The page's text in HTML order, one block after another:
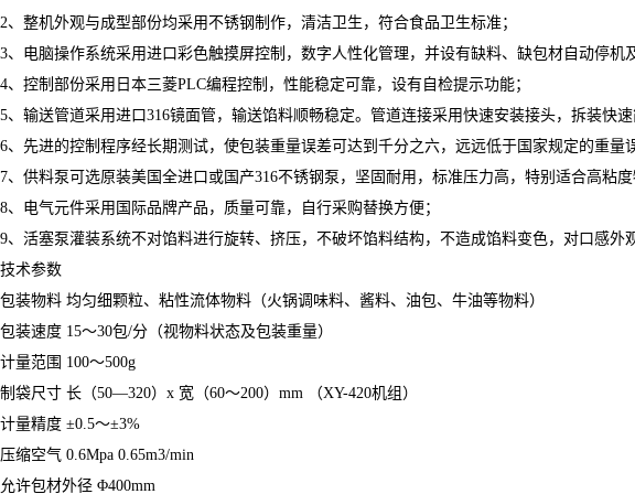
2、整机外观与成型部份均采用不锈钢制作，清洁卫生，符合食品卫生标准；
3、电脑操作系统采用进口彩色触摸屏控制，数字人性化管理，并设有缺料、缺包材自动停
4、控制部份采用日本三菱PLC编程控制，性能稳定可靠，设有自检提示功能；
5、输送管道采用进口316镜面管，输送馅料顺畅稳定。管道连接采用快速安装接头，拆装快速
6、先进的控制程序经长期测试，使包装重量误差可达到千分之六，远远低于国家规定的重量
7、供料泵可选原装美国全进口或国产316不锈钢泵，坚固耐用，标准压力高，特别适合高粘度
8、电气元件采用国际品牌产品，质量可靠，自行采购替换方便；
9、活塞泵灌装系统不对馅料进行旋转、挤压，不破坏馅料结构，不造成馅料变色，对口感外
技术参数
包装物料 均匀细颗粒、粘性流体物料（火锅调味料、酱料、油包、牛油等物料）
包装速度 15～30包/分（视物料状态及包装重量）
计量范围 100～500g
制袋尺寸 长（50—320）x 宽（60～200）mm （XY-420机组）
计量精度 ±0.5～±3%
压缩空气 0.6Mpa 0.65m3/min
允许包材外径 Φ400mm